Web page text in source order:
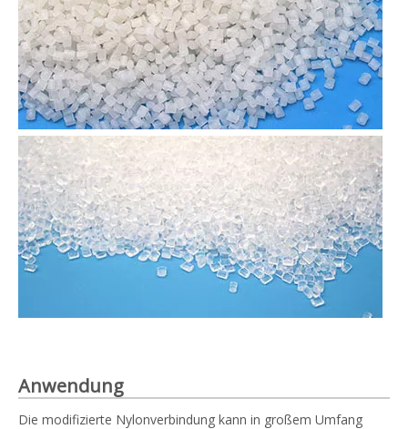
Anwendung
Die modifizierte Nylonverbindung kann in großem Umfang